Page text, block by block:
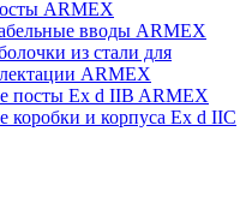
ARMEX
вводы ARMEX
из стали для
ARMEX
посты Ex d IIB ARMEX
коробки и корпуса Ex d IIС